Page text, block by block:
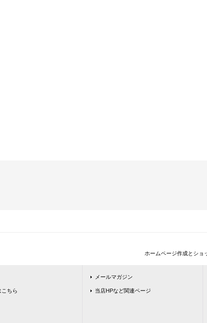
ホームページ作成とショ
こちら
メールマガジン
当店HPなど関連ページ